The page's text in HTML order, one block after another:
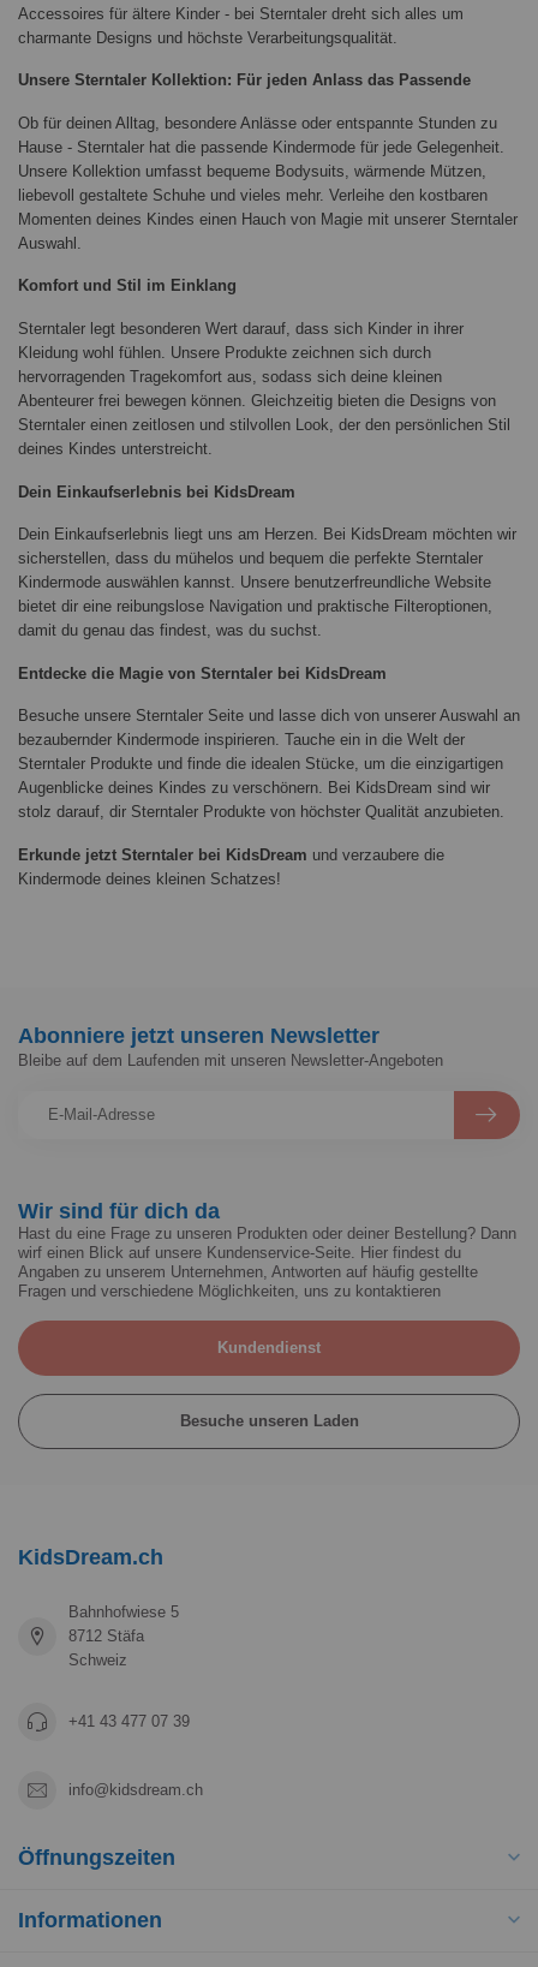
Accessoires für ältere Kinder - bei Sterntaler dreht sich alles um
charmante Designs und höchste Verarbeitungsqualität.
Unsere Sterntaler Kollektion: Für jeden Anlass das Passende
Ob für deinen Alltag, besondere Anlässe oder entspannte Stunden zu
Hause - Sterntaler hat die passende Kindermode für jede Gelegenheit.
Unsere Kollektion umfasst bequeme Bodysuits, wärmende Mützen,
liebevoll gestaltete Schuhe und vieles mehr. Verleihe den kostbaren
Momenten deines Kindes einen Hauch von Magie mit unserer Sterntaler
Auswahl.
Komfort und Stil im Einklang
Sterntaler legt besonderen Wert darauf, dass sich Kinder in ihrer
Kleidung wohl fühlen. Unsere Produkte zeichnen sich durch
hervorragenden Tragekomfort aus, sodass sich deine kleinen
Abenteurer frei bewegen können. Gleichzeitig bieten die Designs von
Sterntaler einen zeitlosen und stilvollen Look, der den persönlichen Stil
deines Kindes unterstreicht.
Dein Einkaufserlebnis bei KidsDream
Dein Einkaufserlebnis liegt uns am Herzen. Bei KidsDream möchten wir
sicherstellen, dass du mühelos und bequem die perfekte Sterntaler
Kindermode auswählen kannst. Unsere benutzerfreundliche Website
bietet dir eine reibungslose Navigation und praktische Filteroptionen,
damit du genau das findest, was du suchst.
Entdecke die Magie von Sterntaler bei KidsDream
Besuche unsere Sterntaler Seite und lasse dich von unserer Auswahl an
bezaubernder Kindermode inspirieren. Tauche ein in die Welt der
Sterntaler Produkte und finde die idealen Stücke, um die einzigartigen
Augenblicke deines Kindes zu verschönern. Bei KidsDream sind wir
stolz darauf, dir Sterntaler Produkte von höchster Qualität anzubieten.
Erkunde jetzt Sterntaler bei KidsDream und verzaubere die
Kindermode deines kleinen Schatzes!
Wir sind für dich da
Hast du eine Frage zu unseren Produkten oder deiner Bestellung? Dann
wirf einen Blick auf unsere Kundenservice-Seite. Hier findest du
Angaben zu unserem Unternehmen, Antworten auf häufig gestellte
Fragen und verschiedene Möglichkeiten, uns zu kontaktieren
Kundendienst
Besuche unseren Laden
Abonniere jetzt unseren Newsletter
Bleibe auf dem Laufenden mit unseren Newsletter-Angeboten
KidsDream.ch
Bahnhofwiese 5
8712 Stäfa
Schweiz
+41 43 477 07 39
info@kidsdream.ch
Öffnungszeiten
Informationen